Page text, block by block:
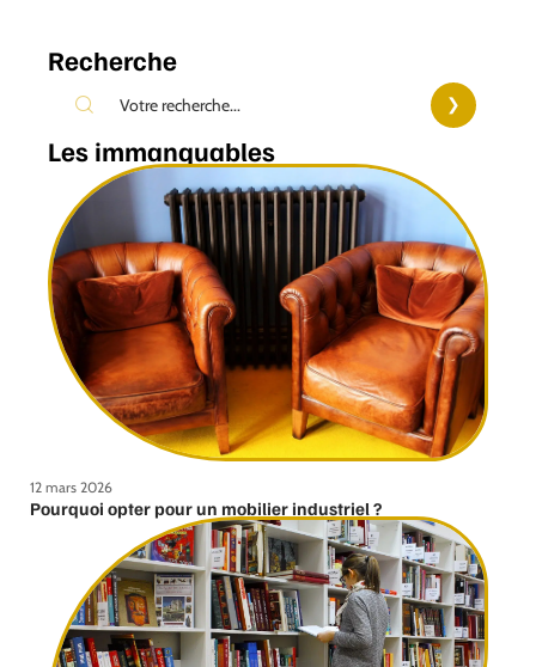
Recherche
Les immanquables
12 mars 2026
Pourquoi opter pour un mobilier industriel ?